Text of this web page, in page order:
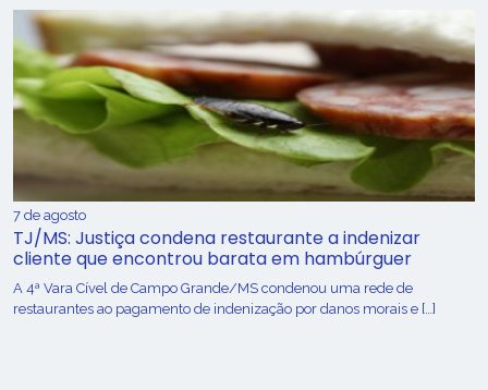
7 de agosto
TJ/MS: Justiça condena restaurante a indenizar
cliente que encontrou barata em hambúrguer
A 4ª Vara Cível de Campo Grande/MS condenou uma rede de
restaurantes ao pagamento de indenização por danos morais e […]